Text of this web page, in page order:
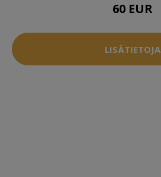
60 EUR
LISÄTIETOJA